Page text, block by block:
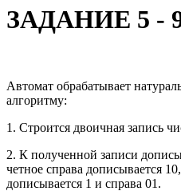
ЗАДАНИЕ 5 -
Автомат обрабатывает
алгоритму:
1. Строится двоичная запись
2. К полученной записи
четное справа дописывается
дописывается 1 и справа 01.